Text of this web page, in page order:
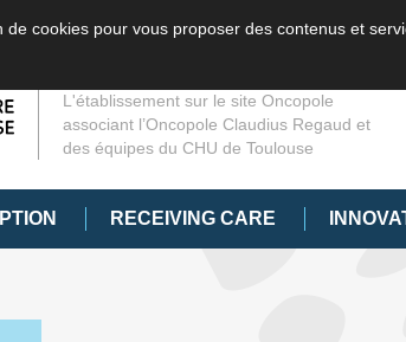
cookies pour vous proposer des contenus et
L'établissement sur le site Oncopole
associant l’Oncopole Claudius Regaud et
des équipes du CHU de Toulouse
RECEIVING CARE